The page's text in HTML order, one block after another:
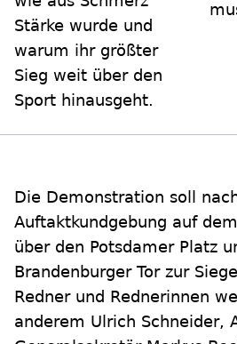
Stärke wurde und
warum ihr größter
Sieg weit über den
Sport hinausgeht.
Die Demonstration soll
Auftaktkundgebung auf
über den Potsdamer Platz
Brandenburger Tor zur
Redner und Rednerinnen
anderem Ulrich Schneider,